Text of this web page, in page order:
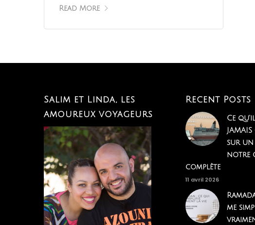
Read More
Salim et Linda, les
amoureux voyageurs
Recent Posts
Ce
sur un
notre
complète
11 avril 2026
me